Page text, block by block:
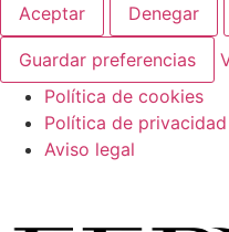
Aceptar
Denegar
Guardar preferencias
Política de cookies
Política de privacidad
Aviso legal